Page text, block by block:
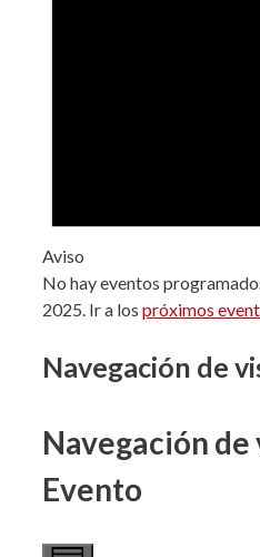
Aviso
No hay eventos
2025. Ir a los próximos
Navegación de
Navegación de
Evento